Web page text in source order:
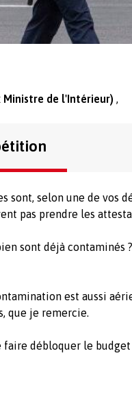
Ministre de l'Intérieur)
sont, selon une de vos
pas prendre les
sont déjà contaminés
est aussi
que je remercie.
débloquer le